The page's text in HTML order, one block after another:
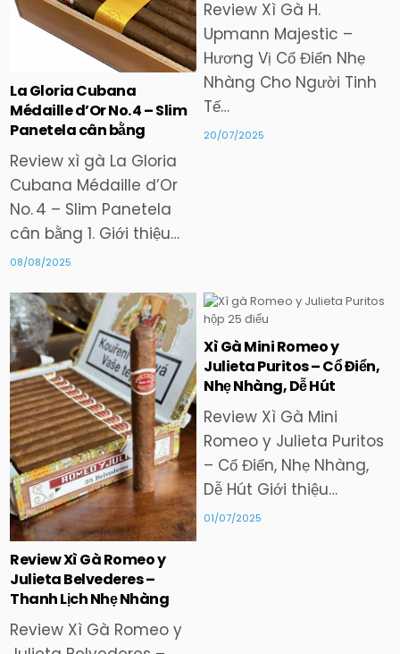
La Gloria Cubana
Médaille d’Or No. 4 – Slim
Panetela cân bằng
Review xì gà La Gloria
Cubana Médaille d’Or
No. 4 – Slim Panetela
cân bằng 1. Giới thiệu…
08/08/2025
Review Xì Gà H.
Upmann Majestic –
Hương Vị Cổ Điển Nhẹ
Nhàng Cho Người Tinh
Tế…
20/07/2025
Posted
in
Review Xì Gà Romeo y
Julieta Belvederes –
Thanh Lịch Nhẹ Nhàng
Review Xì Gà Romeo y
Posted
in
Xì Gà Mini Romeo y
Julieta Puritos – Cổ Điển,
Nhẹ Nhàng, Dễ Hút
Review Xì Gà Mini
Romeo y Julieta Puritos
– Cổ Điển, Nhẹ Nhàng,
Dễ Hút Giới thiệu…
01/07/2025